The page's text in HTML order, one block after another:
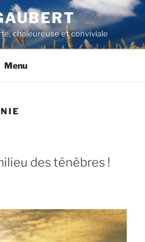
chaleureuse et conviviale
Menu
des ténèbres !